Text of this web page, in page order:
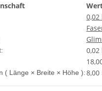
0,02
0,02
( Länge × Breite × Höhe ):8,00